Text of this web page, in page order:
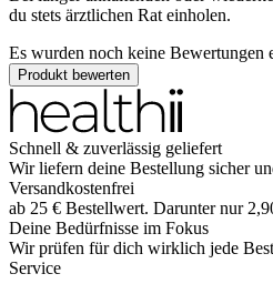
du stets ärztlichen Rat einholen.
Es wurden noch keine Bewertungen
Produkt bewerten
Schnell & zuverlässig geliefert
Wir liefern deine Bestellung sicher
Versandkostenfrei
ab 25 € Bestellwert. Darunter nur
Deine Bedürfnisse im Fokus
Wir prüfen für dich wirklich jede
Service